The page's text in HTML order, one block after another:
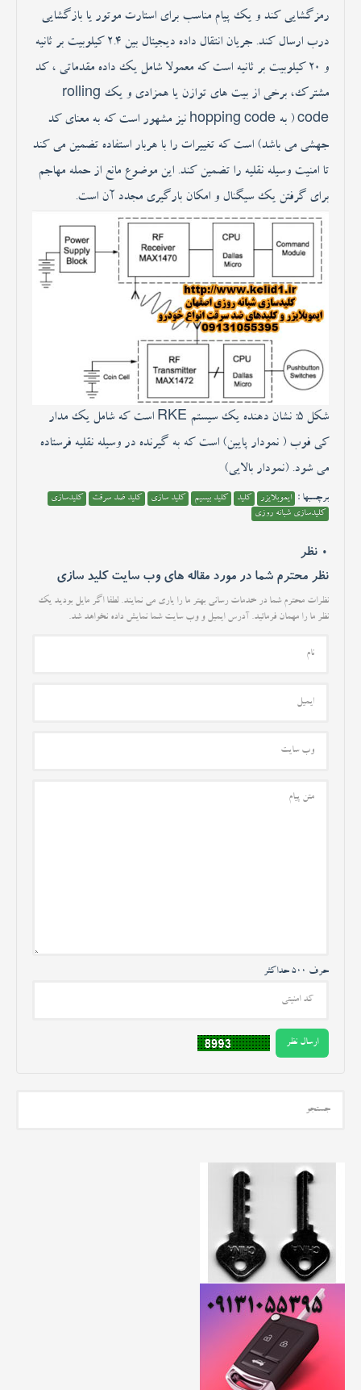
رمزگشایی کند و یک پیام مناسب برای استارت موتور یا بازگشایی
درب ارسال کند. جریان انتقال داده دیجیتال بین 2.4 کیلوبیت بر ثانیه
و 20 کیلوبیت بر ثانیه است که معمولا شامل یک داده مقدماتی ، کد
مشترک، برخی از بیت های توازن یا همزادی و یک rolling
code ( به hopping code نیز مشهور است که به معنای کد
جهشی می باشد) است که تغییرات را با هربار استفاده تضمین می کند
تا امنیت وسیله نقلیه را تضمین کند. این موضوع مانع از حمله مهاجم
برای گرفتن یک سیگنال و امکان بارگیری مجدد آن است.
شکل 5: نشان دهنده یک سیستم RKE است که شامل یک مدار
کی فوب ( نمودار پایین) است که به گیرنده در وسیله نقلیه فرستاده
می شود. (نمودار بالایی)
برچسبها : ایموبلایزر کلید کلید بیسیم کلید سازی کلید ضد سرقت
کلیدسازی
کلیدسازی شبانه روزی
0 نظر
نظر محترم شما در مورد مقاله های وب سایت کلید سازی
نظرات محترم شما در خدمات رسانی بهتر ما را یاری می نمایند. لطفا اگر مایل بودید یک
نظر ما را مهمان فرمائید. آدرس ایمیل و وب سایت شما نمایش داده نخواهد شد.
حرف 500 حداکثر